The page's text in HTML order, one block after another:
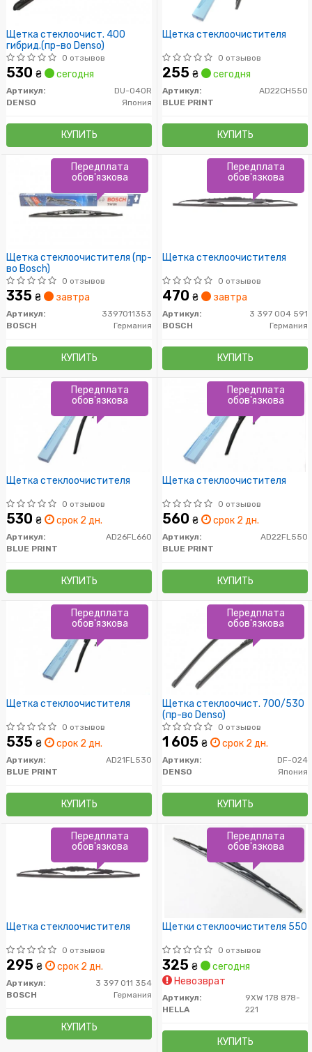
Щетка стеклоочист. 400
гибрид.(пр-во Denso)
0 отзывов
530 ₴ сегодня
Артикул:
DU-040R
DENSO
Япония
КУПИТЬ
Щетка стеклоочистителя
0 отзывов
255 ₴ сегодня
Артикул:
AD22CH550
BLUE PRINT
КУПИТЬ
Щетка стеклоочистителя (пр-
во Bosch)
0 отзывов
335 ₴ завтра
Артикул:
3397011353
BOSCH
Германия
КУПИТЬ
Передплата
обов'язкова
Щетка стеклоочистителя
0 отзывов
470 ₴ завтра
Артикул:
3 397 004 591
BOSCH
Германия
КУПИТЬ
Передплата
обов'язкова
Щетка стеклоочистителя
0 отзывов
530 ₴ срок 2 дн.
Артикул:
AD26FL660
BLUE PRINT
КУПИТЬ
Передплата
обов'язкова
Щетка стеклоочистителя
0 отзывов
560 ₴ срок 2 дн.
Артикул:
AD22FL550
BLUE PRINT
КУПИТЬ
Передплата
обов'язкова
Щетка стеклоочистителя
0 отзывов
535 ₴ срок 2 дн.
Артикул:
AD21FL530
BLUE PRINT
КУПИТЬ
Передплата
обов'язкова
Щетка стеклоочист. 700/530
(пр-во Denso)
0 отзывов
1 605 ₴ срок 2 дн.
Артикул:
DF-024
DENSO
Япония
КУПИТЬ
Передплата
обов'язкова
Щетка стеклоочистителя
0 отзывов
295 ₴ срок 2 дн.
Артикул:
3 397 011 354
BOSCH
Германия
КУПИТЬ
Передплата
обов'язкова
Щетки стеклоочистителя 550
0 отзывов
325 ₴
сегодня
Невозврат
Артикул:
9XW 178 878-
221
HELLA
КУПИТЬ
Передплата
обов'язкова